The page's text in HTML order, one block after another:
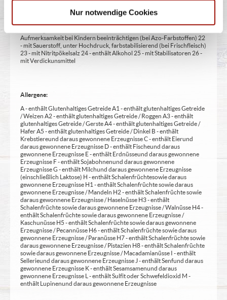
Nur notwendige Cookies
14 - kann bei übermäßigem Verzehr abführend wirken (zusätzlich zur
Angabe 15 - unter Schutzatmosphäre verpackt 16 - chininhaltig 17 -
koffeinhaltig 18 - mit Milcheiweiß (bei Fleischerzeugnissen) 19 - mit
Aufmerksamkeit bei Kindern beeinträchtigen (bei Azo-Farbstoffen) 22
- mit Sauerstoff, unter Hochdruck, farbstabilisierend (bei Frischfleisch)
23 - mit Nitritpökelsalz 24 - enthält Alkohol 25 - mit Stabilisatoren 26 -
mit Verdickunsmittel
Allergene:
A - enthält Glutenhaltiges Getreide A1 - enthält glutenhaltiges Getreide
/ Weizen A2 - enthält glutenhaltiges Getreide / Roggen A3 - enthält
glutenhaltiges Getreide / Gerste A4 - enthält glutenhaltiges Getreide /
Hafer A5 - enthält glutenhaltiges Getreide / Dinkel B - enthält
Krebstiere und daraus gewonnene Erzeugnisse C - enthält Eier und
daraus gewonnene Erzeugnisse D - enthält Fische und daraus
gewonnene Erzeugnisse E - enthält Erdnüsse und daraus gewonnene
Erzeugnisse F - enthält Sojabohnen und daraus gewonnene
Erzeugnisse G - enthält Milch und daraus gewonnene Erzeugnisse
(einschließlich Laktose) H - enthält Schalenfrüchte sowie daraus
gewonnene Erzeugnisse H1 - enthält Schalenfrüchte sowie daraus
gewonnene Erzeugnisse / Mandeln H2 - enthält Schalenfrüchte sowie
daraus gewonnene Erzeugnisse / Haselnüsse H3 - enthält
Schalenfrüchte sowie daraus gewonnene Erzeugnisse / Walnüsse H4 -
enthält Schalenfrüchte sowie daraus gewonnene Erzeugnisse /
Kaschunüsse H5 - enthält Schalenfrüchte sowie daraus gewonnene
Erzeugnisse / Pecannüsse H6 - enthält Schalenfrüchte sowie daraus
gewonnene Erzeugnisse / Paranüsse H7 - enthält Schalenfrüchte sowie
daraus gewonnene Erzeugnisse / Pistazien H8 - enthält Schalenfrüchte
sowie daraus gewonnene Erzeugnisse / Macadamianüsse I - enthält
Sellerie und daraus gewonnene Erzeugnisse J - enthält Senf und daraus
gewonnene Erzeugnisse K - enthält Sesamsamen und daraus
gewonnene Erzeugnisse L - enthält Sulfit oder Schwefeldioxid M -
enthält Lupinen und daraus gewonnene Erzeugnisse